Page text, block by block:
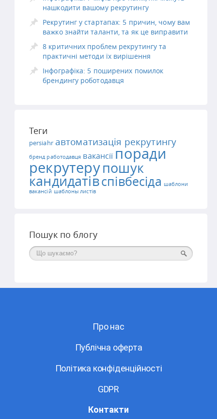
нашкодити вашому рекрутингу
Рекрутинг у стартапах: 5 причин, чому вам
важко знайти таланти, та як це виправити
8 критичних проблем рекрутингу та
практичні методи їх вирішення
Інфографіка: 5 поширених помилок
брендингу роботодавця
Теги
persiahr автоматизація рекрутингу
бренд работодавця вакансії поради
рекрутерупошук
кандидатівспівбесіда шаблони
вакансій шаблоны листів
Пошук по блогу
Поиск
Про нас
Публічна оферта
Політика конфіденційності
GDPR
Контакти